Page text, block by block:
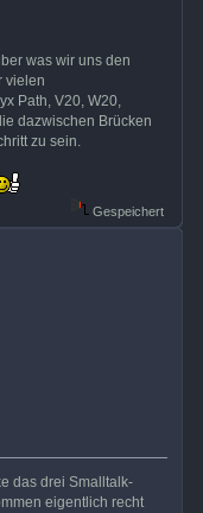
was wir uns den
vielen
Path, V20, W20,
dazwischen Brücken
zu sein.
Gespeichert
das drei Smalltalk-
eigentlich recht